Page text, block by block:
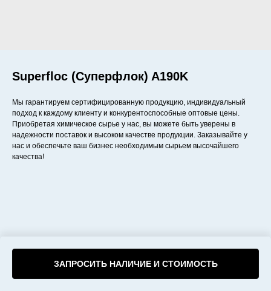
Superfloc (Суперфлок) A190K
ЗАПРОСИТЬ НАЛИЧИЕ И СТОИМОСТЬ
Мы гарантируем сертифицированную продукцию, индивидуальный
подход к каждому клиенту и конкурентоспособные оптовые цены.
Приобретая химическое сырье у нас, вы можете быть уверены в
надежности поставок и высоком качестве продукции. Заказывайте у
нас и обеспечьте ваш бизнес необходимым сырьем высочайшего
качества!